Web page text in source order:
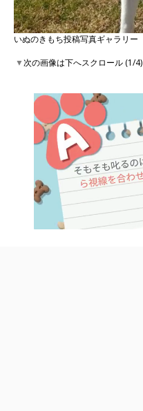
いぬのきもち投稿写真ギャラリー
▼次の画像は下へスクロール (1/4)